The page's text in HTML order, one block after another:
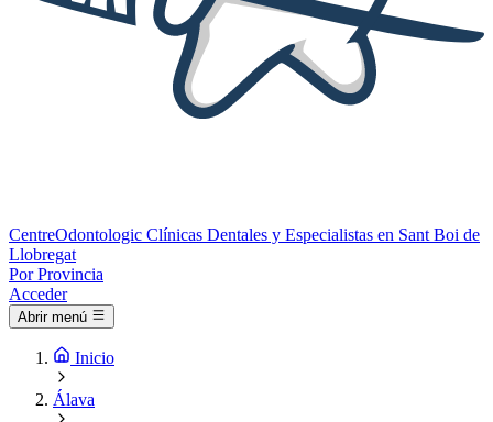
CentreOdontologic Clínicas Dentales y Especialistas en Sant Boi de
Llobregat
Por Provincia
Acceder
Abrir menú
Inicio
Álava